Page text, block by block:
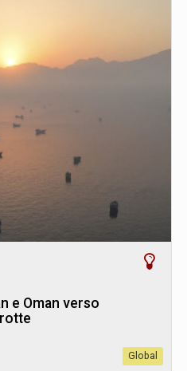
e Oman verso
Global